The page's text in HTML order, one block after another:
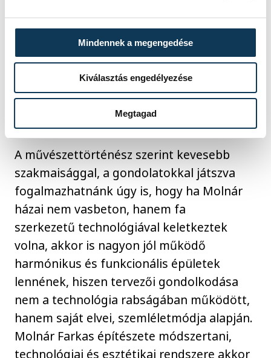
Mindennek a megengedése
Kiválasztás engedélyezése
Megtagad
A művészettörténész szerint kevesebb
szakmaisággal, a gondolatokkal játszva
fogalmazhatnánk úgy is, hogy ha Molnár
házai nem vasbeton, hanem fa
szerkezetű technológiával keletkeztek
volna, akkor is nagyon jól működő
harmónikus és funkcionális épületek
lennének, hiszen tervezői gondolkodása
nem a technológia rabságában működött,
hanem saját elvei, szemléletmódja alapján.
Molnár Farkas építészete módszertani,
technológiai és esztétikai rendszere akkor